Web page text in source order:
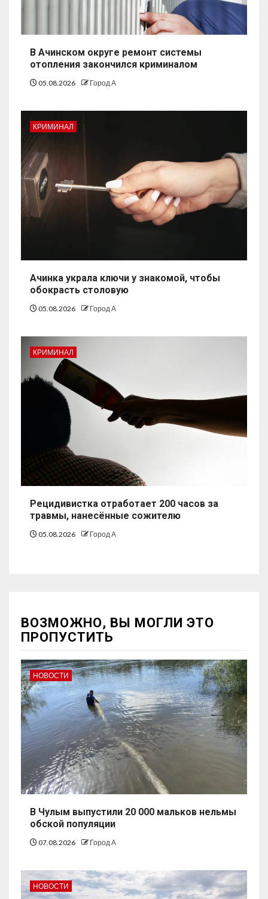
В Ачинском округе ремонт системы
отопления закончился криминалом
05.08.2026 Город А
КРИМИНАЛ
Ачинка украла ключи у знакомой, чтобы
обокрасть столовую
05.08.2026 Город А
КРИМИНАЛ
Рецидивистка отработает 200 часов за
травмы, нанесённые сожителю
05.08.2026 Город А
ВОЗМОЖНО, ВЫ МОГЛИ ЭТО
ПРОПУСТИТЬ
НОВОСТИ
В Чулым выпустили 20 000 мальков нельмы
обской популяции
07.08.2026 Город А
НОВОСТИ